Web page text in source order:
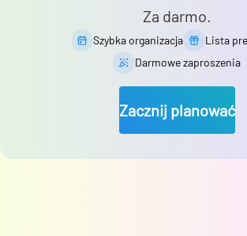
Za darmo.
Szybka organizacja
Lista
Darmowe zaproszenia
Zacznij planować